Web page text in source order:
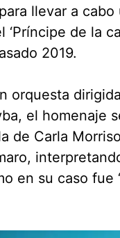
llevar a
de la
2019.
orquesta
el homenaje
de Carla
en su caso fue